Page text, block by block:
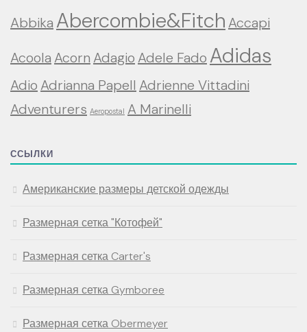
Abbika Abercombie&Fitch Accapi
Acoola Acorn Adagio Adele Fado Adidas
Adio Adrianna Papell Adrienne Vittadini
Adventurers Aeropostal A Marinelli
ССЫЛКИ
Американские размеры детской одежды
Размерная сетка "Котофей"
Размерная сетка Carter's
Размерная сетка Gymboree
Размерная сетка Obermeyer